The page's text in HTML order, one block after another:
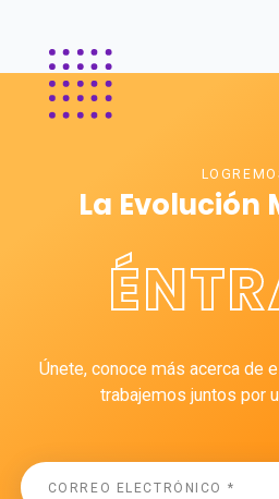
La Evolución
Únete, conoce más acerca de
trabajemos juntos por